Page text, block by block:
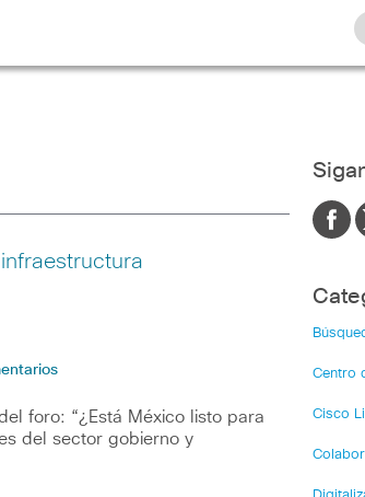
foro: “¿Está México listo para
del sector gobierno y
Centro
Cisco